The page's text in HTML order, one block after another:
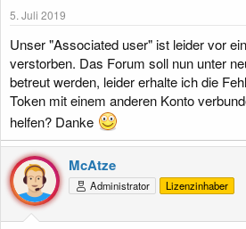
n
5. Juli 2019
Unser "Associated user" ist leider vor
verstorben. Das Forum soll nun unter
betreut werden, leider erhalte ich die
Token mit einem anderen Konto
helfen? Danke
McAtze
Administrator Lizenzinhaber